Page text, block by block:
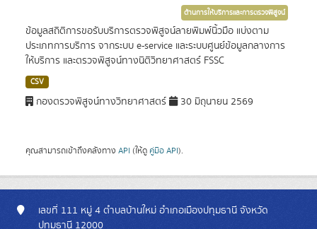
ด้านการให้บริการและการตรวจพิสูจน์
ข้อมูลสถิติการขอรับบริการตรวจพิสูจน์ลายพิมพ์นิ้วมือ แบ่งตาม
ประเภทการบริการ จากระบบ e-service และระบบศูนย์ข้อมูลกลางการ
ให้บริการ และตรวจพิสูจน์ทางนิติวิทยาศาสตร์ FSSC
CSV
กองตรวจพิสูจน์ทางวิทยาศาสตร์ 30 มิถุนายน 2569
คุณสามารถเข้าถึงคลังทาง API (ให้ดู คู่มือ API).
เลขที่ 111 หมู่ 4 ตำบลบ้านใหม่ อำเภอเมืองปทุมธานี จังหวัด
ปทุมธานี 12000